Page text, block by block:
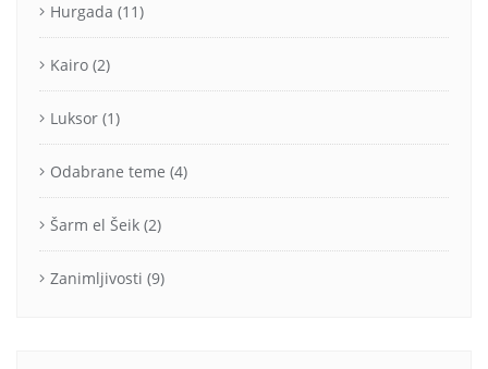
Hurgada (11)
Kairo (2)
Luksor (1)
Odabrane teme (4)
Šarm el Šeik (2)
Zanimljivosti (9)